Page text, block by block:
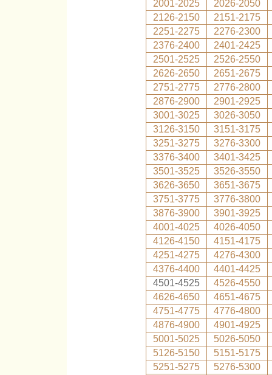
2001-2025
2026-2050
2126-2150
2151-2175
2251-2275
2276-2300
2376-2400
2401-2425
2501-2525
2526-2550
2626-2650
2651-2675
2751-2775
2776-2800
2876-2900
2901-2925
3001-3025
3026-3050
3126-3150
3151-3175
3251-3275
3276-3300
3376-3400
3401-3425
3501-3525
3526-3550
3626-3650
3651-3675
3751-3775
3776-3800
3876-3900
3901-3925
4001-4025
4026-4050
4126-4150
4151-4175
4251-4275
4276-4300
4376-4400
4401-4425
4501-4525
4526-4550
4626-4650
4651-4675
4751-4775
4776-4800
4876-4900
4901-4925
5001-5025
5026-5050
5126-5150
5151-5175
5251-5275
5276-5300